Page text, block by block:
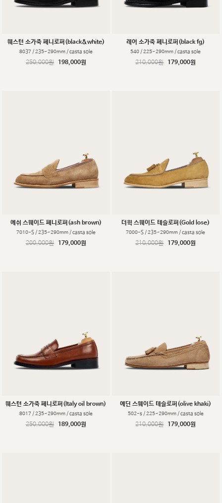
웨스턴 소가죽 페니로퍼(black&white)
8037 / 235~290mm / casta sole
250,000원 198,000원
레어 소가죽 페니로퍼(black fg)
540 / 225~290mm / casta sole
210,000원 179,000원
에쉬 스웨이드 페니로퍼(ash brown)
7010-S / 235~290mm / casta sole
200,000원 179,000원
더윅 스웨이드 테슬로퍼(Gold lose)
7000-S / 235~290mm / casta sole
210,000원 179,000원
웨스턴 소가죽 페니로퍼(Italy oil brown)
8017 / 235~290mm / casta sole
250,000원 189,000원
에딘 스웨이드 테슬로퍼(olive khaki)
502-s / 225~290mm / casta sole
210,000원 179,000원